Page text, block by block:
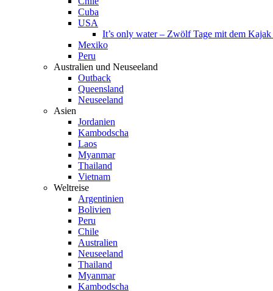
Cuba
USA
It’s only water – Zwölf Tage mit dem
Mexiko
Peru
Australien und Neuseeland
Outback
Queensland
Neuseeland
Asien
Jordanien
Kambodscha
Laos
Myanmar
Thailand
Vietnam
Weltreise
Argentinien
Bolivien
Peru
Chile
Australien
Neuseeland
Thailand
Myanmar
Kambodscha